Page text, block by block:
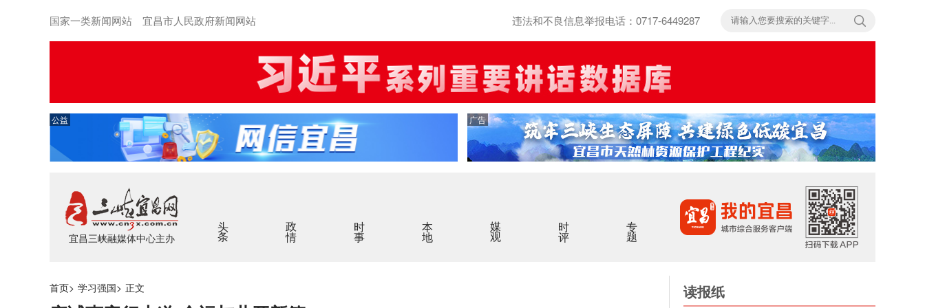
国家一类新闻网站 宜昌市人民政府新闻网站 违法和不良信息举报电话：0717-6449287
公益 广告
宜昌三峡融媒体中心主办
头条 政情 时事 本地 媒观 时评 专题
首页> 学习强国> 正文 读报纸